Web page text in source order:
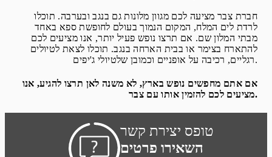
חברת צבר מציעה לכם מגוון מלונות גם בנגב ובערבה. תוכלו
לרדת לים המלח, המקום הנמוך בעולם לחופשת ספא באחד
מבתי המלון שם. אם תרצו נופש פעיל יותר, אנו מציעים לכם
להתארח בצימר או בבית הארחה בנגב. תוכלו לצאת לטיולים
רגליים, רכיבה על אופניים וכמובן שלטיולי ג'יפים.
אם אתם מחפשים נופש בארץ, לא משנה לאן תרצו להגיע, אנו
מציעים לכם להזמין אותו עם צבר.
טופס יצירת קשר
השאירו פרטים